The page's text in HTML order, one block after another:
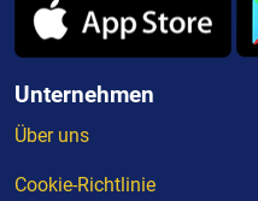
Unternehmen
Über uns
Cookie-Richtlinie